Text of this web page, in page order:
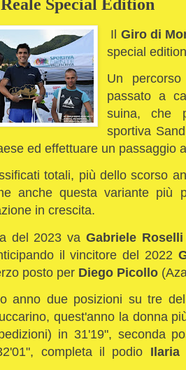
Il Giro di
special
Un
passato a
suina, che
sportiva
ed effettuare un passaggio
totali, più dello scorso
anche questa variante più
in crescita.
del 2023 vaGabriele
il vincitore del 2022
posto per Diego Picollo
anno due posizioni su tre
quest'anno la donna
in 31'19", seconda
completa il podio Ilaria